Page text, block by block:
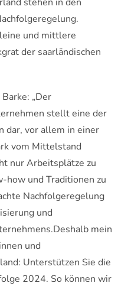
und mittlere
der saarländischen
„Der
stellt eine der
dar, vor allem in einer
vom Mittelstand
nur Arbeitsplätze zu
how und Traditionen zu
Nachfolgeregelung
und
mein
und
Unterstützen Sie die
2024. So können wir